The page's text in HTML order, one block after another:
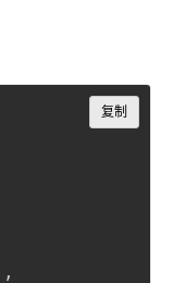
,
复制
Copy